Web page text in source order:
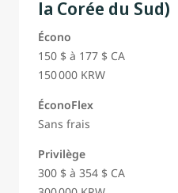
la Corée du Sud)
Écono
150 $ à 177 $ CA
150 000 KRW
ÉconoFlex
Sans frais
Privilège
300 $ à 354 $ CA